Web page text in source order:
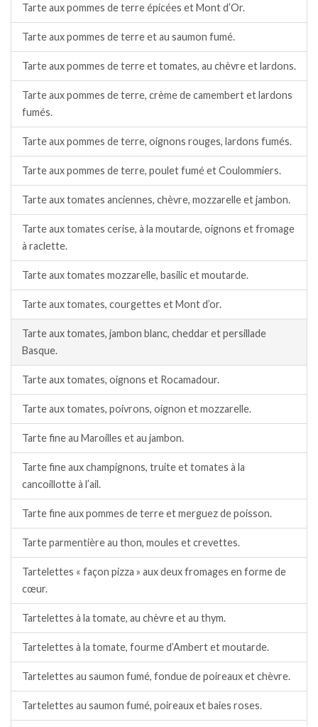
Tarte aux pommes de terre épicées et Mont d’Or.
Tarte aux pommes de terre et au saumon fumé.
Tarte aux pommes de terre et tomates, au chèvre et lardons.
Tarte aux pommes de terre, crème de camembert et lardons
fumés.
Tarte aux pommes de terre, oignons rouges, lardons fumés.
Tarte aux pommes de terre, poulet fumé et Coulommiers.
Tarte aux tomates anciennes, chèvre, mozzarelle et jambon.
Tarte aux tomates cerise, à la moutarde, oignons et fromage
à raclette.
Tarte aux tomates mozzarelle, basilic et moutarde.
Tarte aux tomates, courgettes et Mont d’or.
Tarte aux tomates, jambon blanc, cheddar et persillade
Basque.
Tarte aux tomates, oignons et Rocamadour.
Tarte aux tomates, poivrons, oignon et mozzarelle.
Tarte fine au Maroilles et au jambon.
Tarte fine aux champignons, truite et tomates à la
cancoillotte à l’ail.
Tarte fine aux pommes de terre et merguez de poisson.
Tarte parmentière au thon, moules et crevettes.
Tartelettes « façon pizza » aux deux fromages en forme de
cœur.
Tartelettes à la tomate, au chèvre et au thym.
Tartelettes à la tomate, fourme d’Ambert et moutarde.
Tartelettes au saumon fumé, fondue de poireaux et chèvre.
Tartelettes au saumon fumé, poireaux et baies roses.